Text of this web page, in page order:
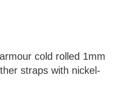
cold rolled 1mm
straps with nickel-